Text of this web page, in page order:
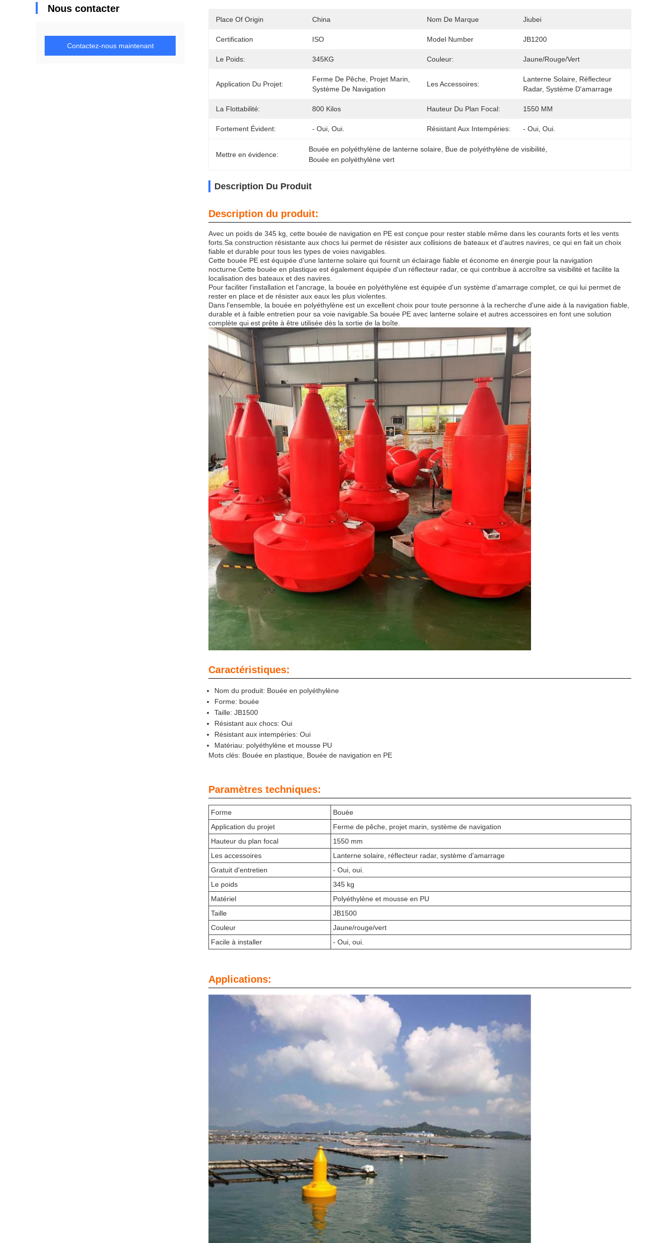
Nous contacter
Contactez-nous maintenant
Place Of Origin China Nom De Marque Jiubei
Certification ISO Model Number JB1200
Le Poids: 345KG Couleur: Jaune/rouge/vert
Application Du Projet:
Ferme De Pêche, Projet Marin,
Système De Navigation
Les Accessoires:
Lanterne Solaire, Réflecteur
Radar, Système D'amarrage
La Flottabilité: 800 Kilos Hauteur Du Plan Focal: 1550 MM
Fortement Évident: - Oui, Oui. Résistant Aux Intempéries: - Oui, Oui.
Mettre en évidence:
Bouée en polyéthylène de lanterne solaire Bue de polyéthylène de visibilité
Bouée en polyéthylène vert
Description Du Produit
Description du produit:
Avec un poids de 345 kg, cette bouée de navigation en PE est conçue pour rester stable même dans les courants forts et les vents
forts.Sa construction résistante aux chocs lui permet de résister aux collisions de bateaux et d'autres navires, ce qui en fait un choix
fiable et durable pour tous les types de voies navigables.
Cette bouée PE est équipée d'une lanterne solaire qui fournit un éclairage fiable et économe en énergie pour la navigation
nocturne.Cette bouée en plastique est également équipée d'un réflecteur radar, ce qui contribue à accroître sa visibilité et facilite la
localisation des bateaux et des navires.
Pour faciliter l'installation et l'ancrage, la bouée en polyéthylène est équipée d'un système d'amarrage complet, ce qui lui permet de
rester en place et de résister aux eaux les plus violentes.
Dans l'ensemble, la bouée en polyéthylène est un excellent choix pour toute personne à la recherche d'une aide à la navigation fiable,
durable et à faible entretien pour sa voie navigable.Sa bouée PE avec lanterne solaire et autres accessoires en font une solution
complète qui est prête à être utilisée dès la sortie de la boîte.
Caractéristiques:
Nom du produit: Bouée en polyéthylène
Forme: bouée
Taille: JB1500
Résistant aux chocs: Oui
Résistant aux intempéries: Oui
Matériau: polyéthylène et mousse PU
Mots clés: Bouée en plastique, Bouée de navigation en PE
Paramètres techniques:
Forme
Bouée
Application du projet
Ferme de pêche, projet marin, système de navigation
Hauteur du plan focal
1550 mm
Les accessoires
Lanterne solaire, réflecteur radar, système d'amarrage
Gratuit d'entretien
- Oui, oui.
Le poids
345 kg
Matériel
Polyéthylène et mousse en PU
Taille
JB1500
Couleur
Jaune/rouge/vert
Facile à installer
- Oui, oui.
Applications: